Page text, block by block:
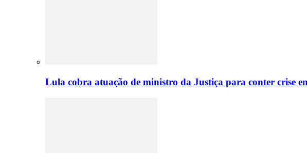
Lula cobra atuação de ministro da Justiça para conter crise